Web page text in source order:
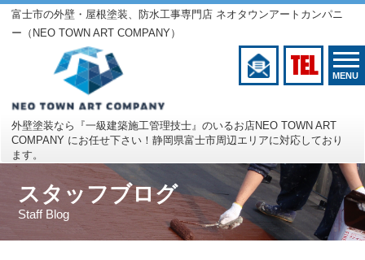
富士市の外壁・屋根塗装、防水工事専門店 ネオタウンアートカンパニ
ー（NEO TOWN ART COMPANY）
外壁塗装なら『一級建築施工管理技士』のいるお店NEO TOWN ART
COMPANY にお任せ下さい！静岡県富士市周辺エリアに対応しており
ます。
TEL MENU
スタッフブログ
Staff Blog